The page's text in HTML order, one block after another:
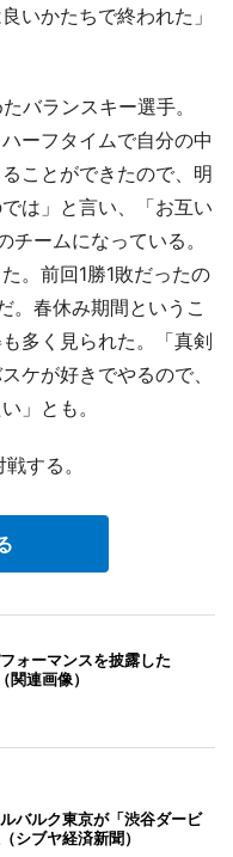
いかたちで終われた」
バランスキー選手。
ーフタイムで自分の中
ことができたので、明
は」と言い、「お互い
ームになっている。
。前回1勝1敗だったの
。春休み期間というこ
多く見られた。「真剣
ケが好きでやるので、
」とも。
する。
ォーマンスを披露した
連画像）
バルク東京が「渋谷ダービ
シブヤ経済新聞）